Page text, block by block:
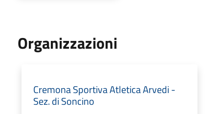
Organizzazioni
Cremona Sportiva Atletica Arvedi -
Sez. di Soncino